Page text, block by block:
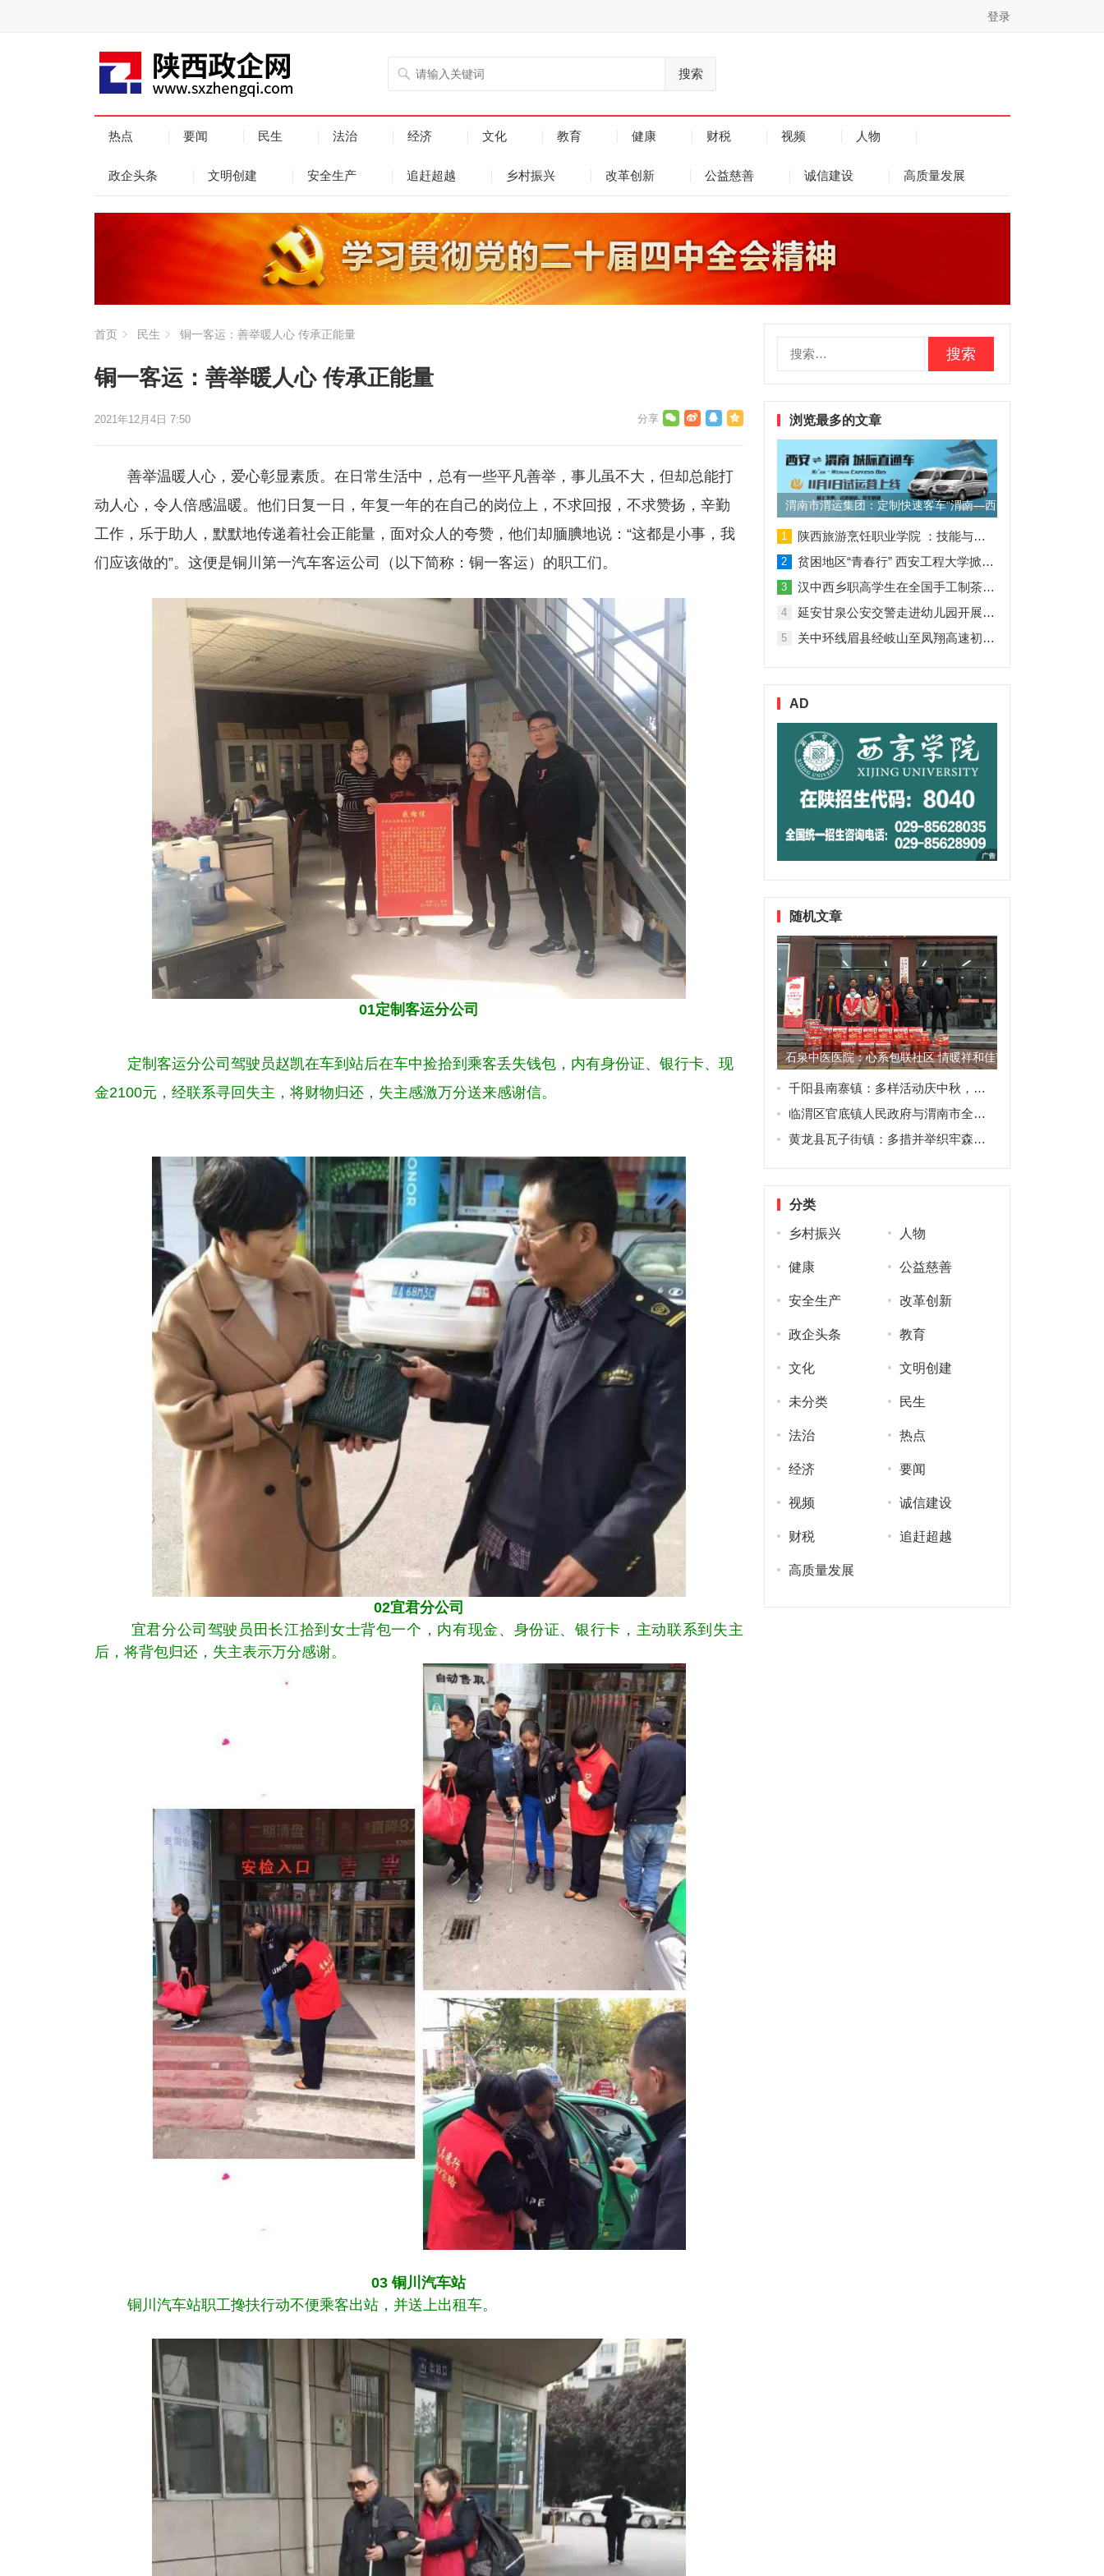
登录
搜索
热点 要闻 民生 法治 经济 文化 教育 健康 财税 视频 人物
政企头条 文明创建 安全生产 追赶超越 乡村振兴 改革创新 公益慈善 诚信建设 高质量发展
首页 民生 铜一客运：善举暖人心 传承正能量
铜一客运：善举暖人心 传承正能量
2021年12月4日 7:50
善举温暖人心，爱心彰显素质。在日常生活中，总有一些平凡善举，事儿虽不大，但却总能打
动人心，令人倍感温暖。他们日复一日，年复一年的在自己的岗位上，不求回报，不求赞扬，辛勤
工作，乐于助人，默默地传递着社会正能量，面对众人的夸赞，他们却腼腆地说：“这都是小事，我
们应该做的”。这便是铜川第一汽车客运公司（以下简称：铜一客运）的职工们。
01定制客运分公司
定制客运分公司驾驶员赵凯在车到站后在车中捡拾到乘客丢失钱包，内有身份证、银行卡、现
金2100元，经联系寻回失主，将财物归还，失主感激万分送来感谢信。
02宜君分公司
宜君分公司驾驶员田长江拾到女士背包一个，内有现金、身份证、银行卡，主动联系到失主
后，将背包归还，失主表示万分感谢。
03 铜川汽车站
铜川汽车站职工搀扶行动不便乘客出站，并送上出租车。
浏览最多的文章
渭南市渭运集团：定制快速客车“渭南—西安”11月1日试运营
1 陕西旅游烹饪职业学院 ：技能与理论并行 人才与企业共赢
2 贫困地区“青春行” 西安工程大学掀起“扶贫热”
3 汉中西乡职高学生在全国手工制茶大赛中创佳绩
4 延安甘泉公安交警走进幼儿园开展交通安全专题讲座活动
5 关中环线眉县经岐山至凤翔高速初步设计获批！
AD
随机文章
石泉中医医院：心系包联社区 情暖祥和佳节
千阳县南寨镇：多样活动庆中秋，节日新风促文明
临渭区官底镇人民政府与渭南市全域土地生态治理有限公司签署土地流转战略协议
黄龙县瓦子街镇：多措并举织牢森林防火“安全网”
分类
乡村振兴 人物
健康 公益慈善
安全生产 改革创新
政企头条 教育
文化 文明创建
未分类 民生
法治 热点
经济 要闻
视频 诚信建设
财税 追赶超越
高质量发展